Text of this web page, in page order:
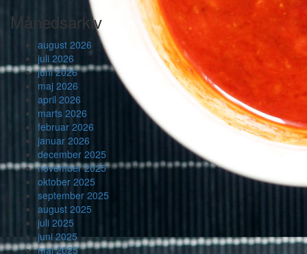
Månedsarkiv
august 2026
juli 2026
juni 2026
maj 2026
april 2026
marts 2026
februar 2026
januar 2026
december 2025
november 2025
oktober 2025
september 2025
august 2025
juli 2025
juni 2025
maj 2025